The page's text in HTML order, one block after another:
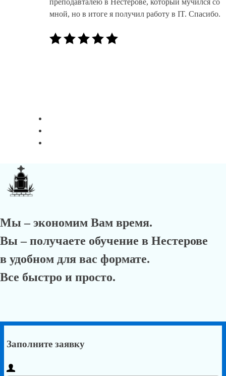
мной, но в итоге я получил работу в IT. Спасибо.
Мы – экономим Вам время.
Вы – получаете обучение в Нестерове
в удобном для вас формате.
Все быстро и просто.
Заполните заявку